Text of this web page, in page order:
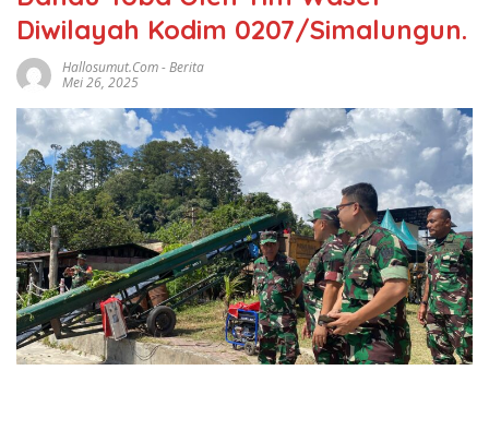
Diwilayah Kodim 0207/Simalungun.
Hallosumut.com-Berita
Mei 26, 2025